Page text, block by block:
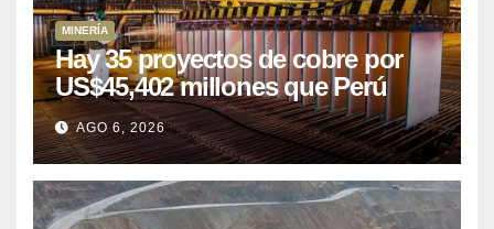
MINERÍA
Hay 35 proyectos de cobre por
US$45,402 millones que Perú
puede aprovechar
AGO 6, 2026